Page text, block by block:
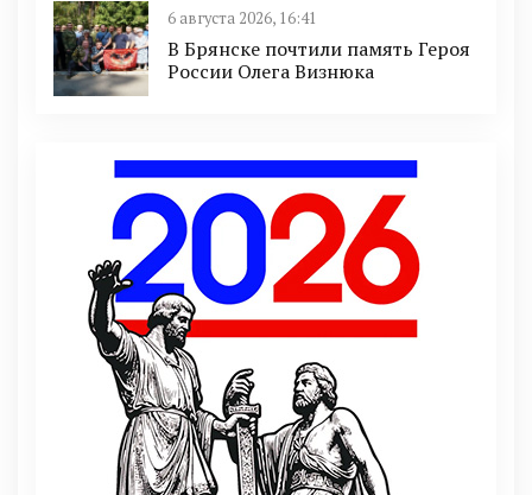
6 августа 2026, 16:41
В Брянске почтили память Героя
России Олега Визнюка